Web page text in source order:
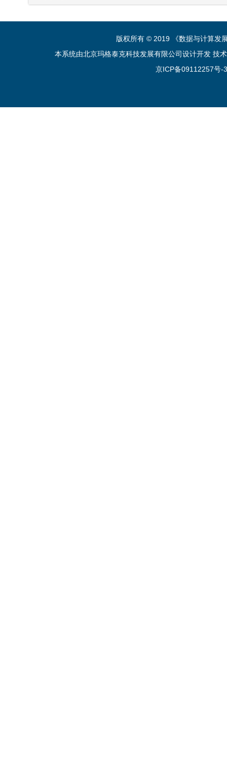
版权所有 © 2019 《数据与计算发
本系统由北京玛格泰克科技发展有限公司设计开发 技
京ICP备09112257号-